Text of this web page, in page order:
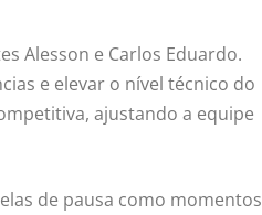
Alesson e Carlos Eduardo.
e elevar o nível técnico do
ajustando a equipe
de pausa como momentos